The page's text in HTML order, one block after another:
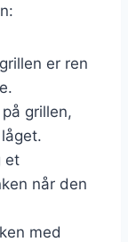
er ren
grillen,
et
når den
med